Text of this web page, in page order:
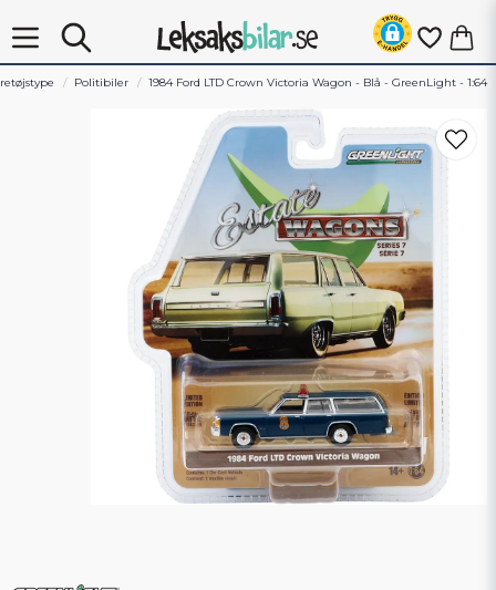
Politibiler 1984 Ford LTD Crown Victoria Wagon - Blå - GreenLight - 1:64